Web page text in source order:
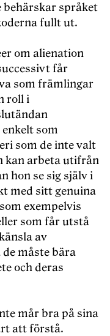
behärskar språket
fullt ut.
om alienation
får
som främlingar
roll i
som
som de inte valt
kan arbeta utifrån
hon se sig själv i
med sitt genuina
exempelvis
som får utstå
av
måste bära
och deras
mår bra på sina
att förstå.